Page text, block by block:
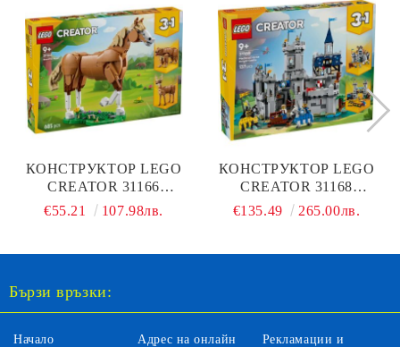
КОНСТРУКТОР LEGO
CREATOR 31166
КРАСИВ КОН 3В1
€55.21 107.98лв.
КОНСТРУКТОР LEGO
CREATOR 31168
СРЕДНОВЕКОВЕН
€135.49 265.00лв.
Бързи връзки:
Начало
Адрес на онлайн
Рекламации и